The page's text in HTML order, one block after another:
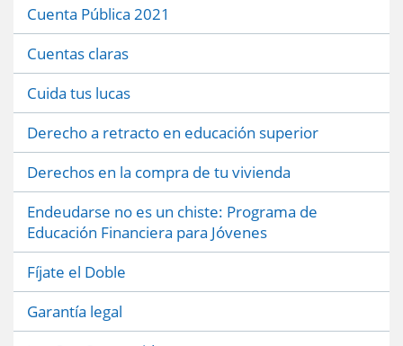
Cuenta Pública 2021
Cuentas claras
Cuida tus lucas
Derecho a retracto en educación superior
Derechos en la compra de tu vivienda
Endeudarse no es un chiste: Programa de
Educación Financiera para Jóvenes
Fíjate el Doble
Garantía legal